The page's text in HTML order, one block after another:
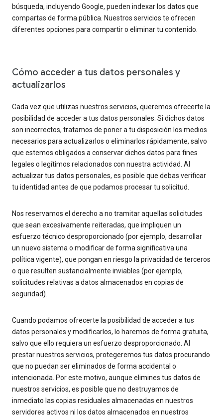
búsqueda, incluyendo Google, pueden indexar los datos que
compartas de forma pública. Nuestros servicios te ofrecen
diferentes opciones para compartir o eliminar tu contenido.
Cómo acceder a tus datos personales y
actualizarlos
Cada vez que utilizas nuestros servicios, queremos ofrecerte la
posibilidad de acceder a tus datos personales. Si dichos datos
son incorrectos, tratamos de poner a tu disposición los medios
necesarios para actualizarlos o eliminarlos rápidamente, salvo
que estemos obligados a conservar dichos datos para fines
legales o legítimos relacionados con nuestra actividad. Al
actualizar tus datos personales, es posible que debas verificar
tu identidad antes de que podamos procesar tu solicitud.
Nos reservamos el derecho a no tramitar aquellas solicitudes
que sean excesivamente reiteradas, que impliquen un
esfuerzo técnico desproporcionado (por ejemplo, desarrollar
un nuevo sistema o modificar de forma significativa una
política vigente), que pongan en riesgo la privacidad de terceros
o que resulten sustancialmente inviables (por ejemplo,
solicitudes relativas a datos almacenados en copias de
seguridad).
Cuando podamos ofrecerte la posibilidad de acceder a tus
datos personales y modificarlos, lo haremos de forma gratuita,
salvo que ello requiera un esfuerzo desproporcionado. Al
prestar nuestros servicios, protegeremos tus datos procurando
que no puedan ser eliminados de forma accidental o
intencionada. Por este motivo, aunque elimines tus datos de
nuestros servicios, es posible que no destruyamos de
inmediato las copias residuales almacenadas en nuestros
servidores activos ni los datos almacenados en nuestros